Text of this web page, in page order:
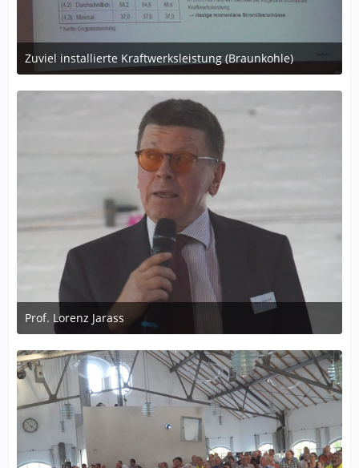
Zuviel installierte Kraftwerksleistung (Braunkohle)
1. August 2017 um 17:06
Prof. Lorenz Jarass
1. August 2017 um 17:06